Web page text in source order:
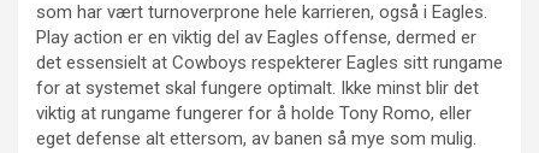
som har vært turnoverprone hele karrieren, også i Eagles.
Play action er en viktig del av Eagles offense, dermed er
det essensielt at Cowboys respekterer Eagles sitt rungame
for at systemet skal fungere optimalt. Ikke minst blir det
viktig at rungame fungerer for å holde Tony Romo, eller
eget defense alt ettersom, av banen så mye som mulig.